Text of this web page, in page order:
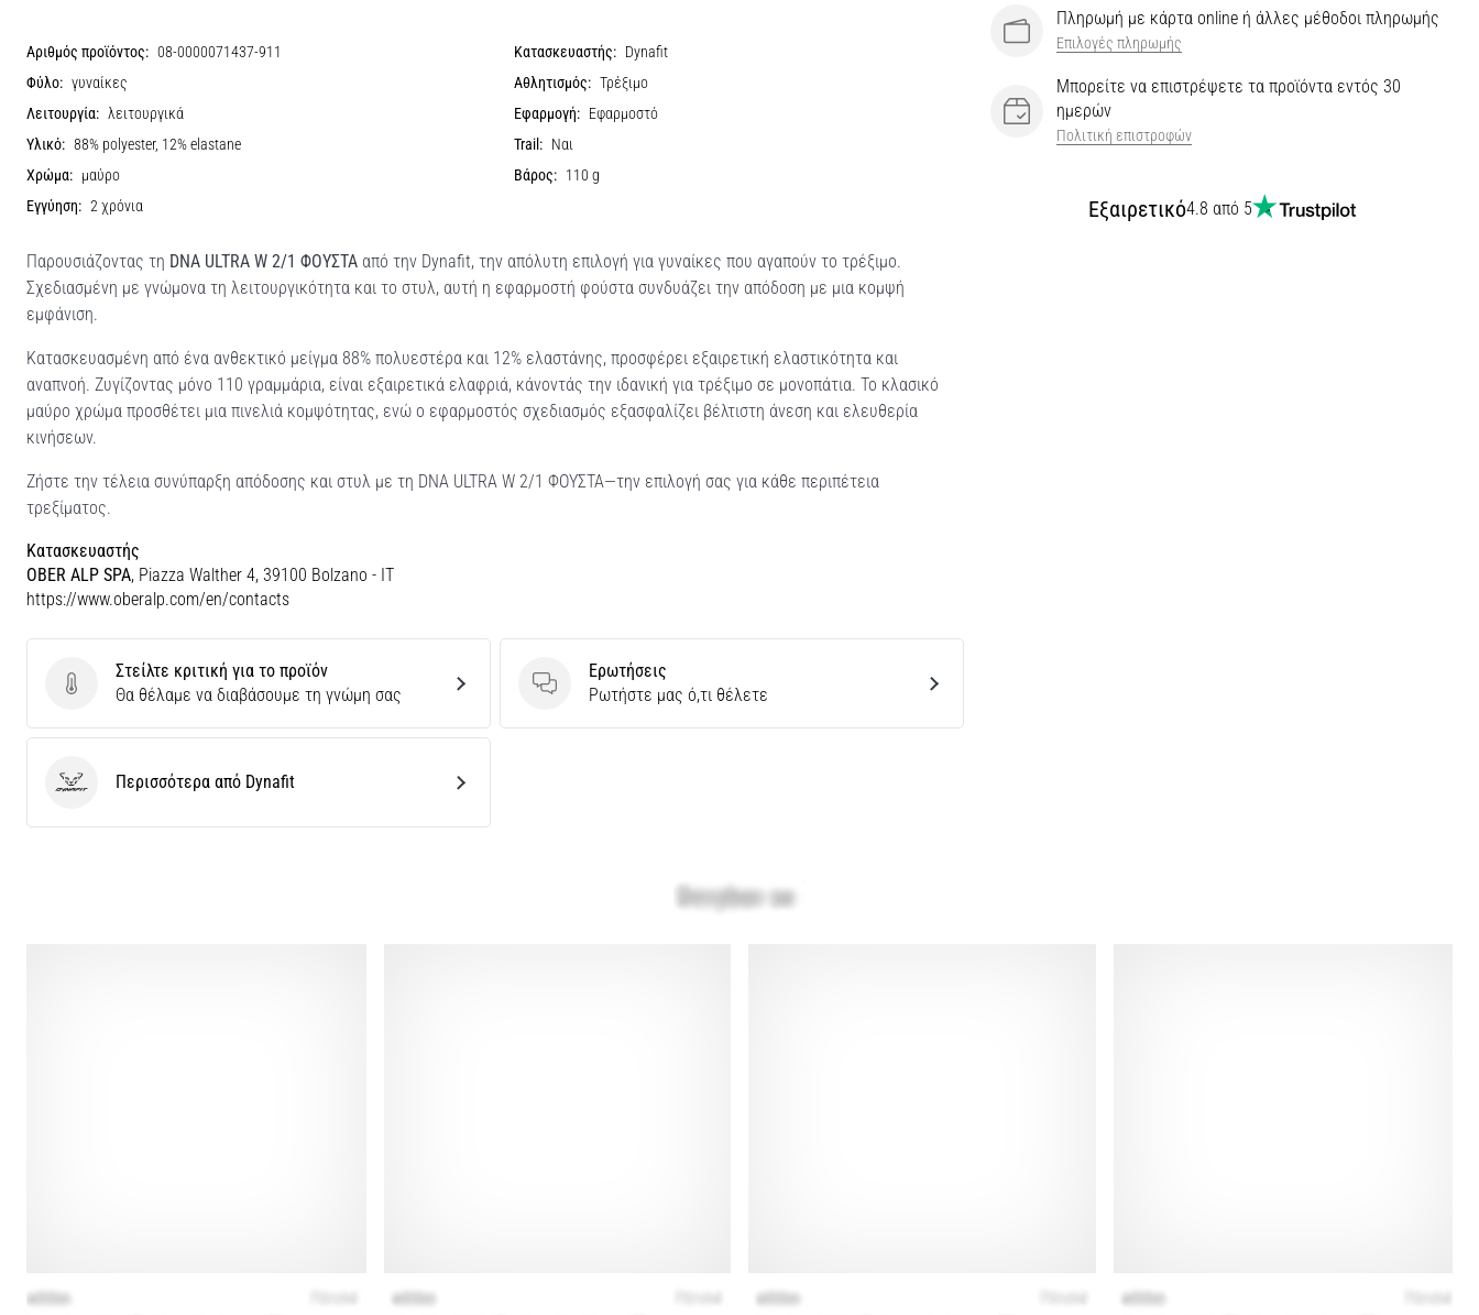
Πληρωμή με κάρτα online ή άλλες μέθοδοι πληρωμής
Επιλογές πληρωμής
Μπορείτε να επιστρέψετε τα προϊόντα εντός 30
ημερών
Πολιτική επιστροφών
Εξαιρετικό4.8 από 5
Αριθμός προϊόντος: 08-0000071437-911 Κατασκευαστής: Dynafit
Φύλο: γυναίκες Αθλητισμός: Τρέξιμο
Λειτουργία: λειτουργικά Εφαρμογή: Εφαρμοστό
Υλικό: 88% polyester, 12% elastane Trail: Ναι
Χρώμα: μαύρο Βάρος: 110 g
Εγγύηση: 2 χρόνια
Παρουσιάζοντας τη DNA ULTRA W 2/1 ΦΟΥΣΤΑ από την Dynafit, την απόλυτη επιλογή για γυναίκες που αγαπούν το τρέξιμο.
Σχεδιασμένη με γνώμονα τη λειτουργικότητα και το στυλ, αυτή η εφαρμοστή φούστα συνδυάζει την απόδοση με μια κομψή
εμφάνιση.
Κατασκευασμένη από ένα ανθεκτικό μείγμα 88% πολυεστέρα και 12% ελαστάνης, προσφέρει εξαιρετική ελαστικότητα και
αναπνοή. Ζυγίζοντας μόνο 110 γραμμάρια, είναι εξαιρετικά ελαφριά, κάνοντάς την ιδανική για τρέξιμο σε μονοπάτια. Το κλασικό
μαύρο χρώμα προσθέτει μια πινελιά κομψότητας, ενώ ο εφαρμοστός σχεδιασμός εξασφαλίζει βέλτιστη άνεση και ελευθερία
κινήσεων.
Ζήστε την τέλεια συνύπαρξη απόδοσης και στυλ με τη DNA ULTRA W 2/1 ΦΟΥΣΤΑ—την επιλογή σας για κάθε περιπέτεια
τρεξίματος.
Κατασκευαστής
OBER ALP SPA, Piazza Walther 4, 39100 Bolzano - IT
https://www.oberalp.com/en/contacts
Στείλτε κριτική για το προϊόν
Στείλτε κριτική για το προϊόν
Θα θέλαμε να διαβάσουμε τη γνώμη σας
Ερωτήσεις
Ερωτήσεις
Ρωτήστε μας ό,τι θέλετε
DynafitΠερισσότερα από Dynafit